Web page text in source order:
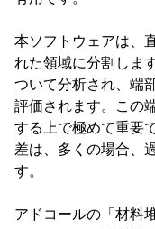
本ソフトウェアは、
れた領域に分割しま
ついて分析され、端
評価されます。この
する上で極めて重要
差は、多くの場合、
す。
アドコールの「材料